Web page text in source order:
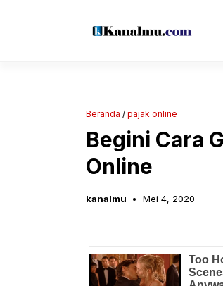
Beranda / pajak online
Begini Cara
Online
kanalmu Mei 4, 2020